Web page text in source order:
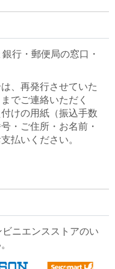
行・郵便局の窓口・
、再発行させていた
でご連絡いただく
けの用紙（振込手数
・ご住所・お名前・
払いください。
ニエンスストアのい